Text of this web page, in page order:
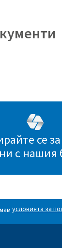
се
с нашия
условията за